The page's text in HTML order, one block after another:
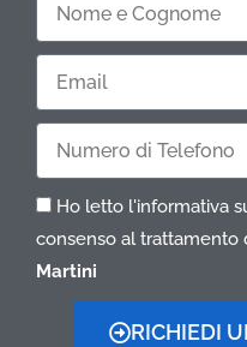
e
Cognome
Ho letto l'informativa
consenso al trattamento
Martini
RICHIEDI